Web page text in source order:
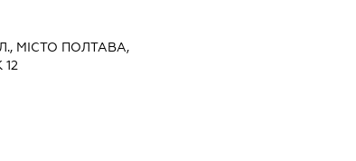
МІСТО ПОЛТАВА,